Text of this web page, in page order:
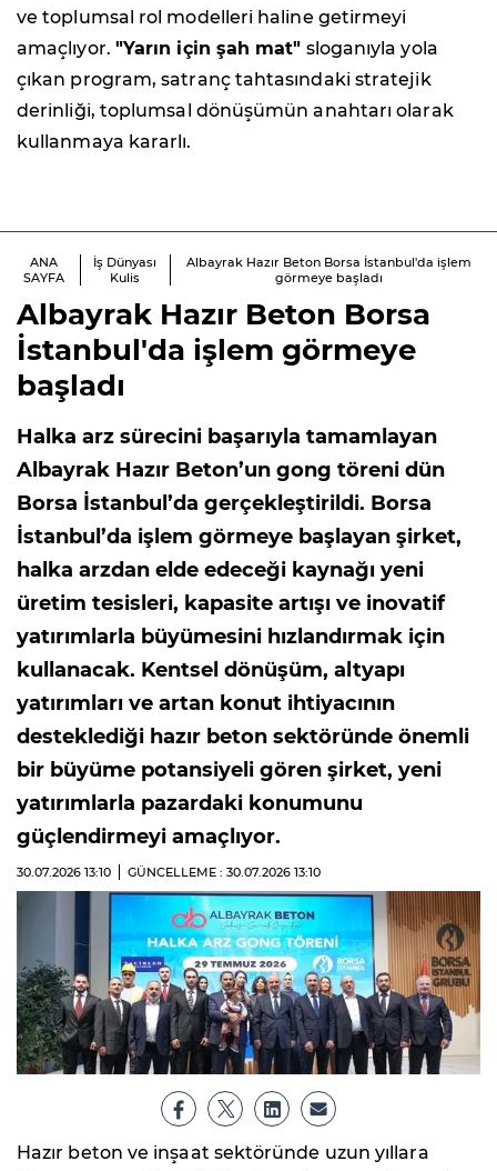
ve toplumsal rol modelleri haline getirmeyi
amaçlıyor. "Yarın için şah mat" sloganıyla yola
çıkan program, satranç tahtasındaki stratejik
derinliği, toplumsal dönüşümün anahtarı olarak
kullanmaya kararlı.
ANA
SAYFA
İş Dünyası
Kulis
Albayrak Hazır Beton Borsa İstanbul'da işlem
görmeye başladı
Albayrak Hazır Beton Borsa
İstanbul'da işlem görmeye
başladı
Halka arz sürecini başarıyla tamamlayan
Albayrak Hazır Beton’un gong töreni dün
Borsa İstanbul’da gerçekleştirildi. Borsa
İstanbul’da işlem görmeye başlayan şirket,
halka arzdan elde edeceği kaynağı yeni
üretim tesisleri, kapasite artışı ve inovatif
yatırımlarla büyümesini hızlandırmak için
kullanacak. Kentsel dönüşüm, altyapı
yatırımları ve artan konut ihtiyacının
desteklediği hazır beton sektöründe önemli
bir büyüme potansiyeli gören şirket, yeni
yatırımlarla pazardaki konumunu
güçlendirmeyi amaçlıyor.
30.07.2026 13:10 GÜNCELLEME : 30.07.2026 13:10
Hazır beton ve inşaat sektöründe uzun yıllara